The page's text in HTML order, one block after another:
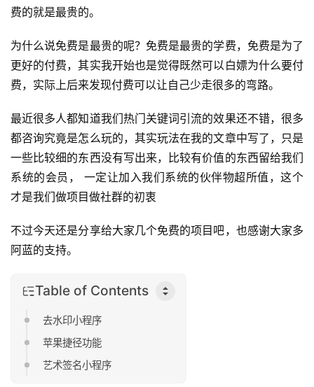
费的就是最贵的。
为什么说免费是最贵的呢？免费是最贵的学费，免费是为了
更好的付费，其实我开始也是觉得既然可以白嫖为什么要付
费，实际上后来发现付费可以让自己少走很多的弯路。
最近很多人都知道我们热门关键词引流的效果还不错，很多
都咨询究竟是怎么玩的，其实玩法在我的文章中写了，只是
一些比较细的东西没有写出来，比较有价值的东西留给我们
系统的会员， 一定让加入我们系统的伙伴物超所值，这个
才是我们做项目做社群的初衷
不过今天还是分享给大家几个免费的项目吧，也感谢大家多
阿蓝的支持。
Table of Contents
去水印小程序
苹果捷径功能
艺术签名小程序